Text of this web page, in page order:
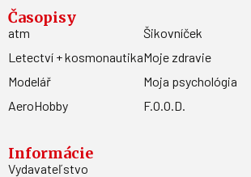
Časopisy
atm
Letectví + kosmonautika
Modelář
AeroHobby
Šikovníček
Moje zdravie
Moja psychológia
F.O.O.D.
Informácie
Vydavateľstvo